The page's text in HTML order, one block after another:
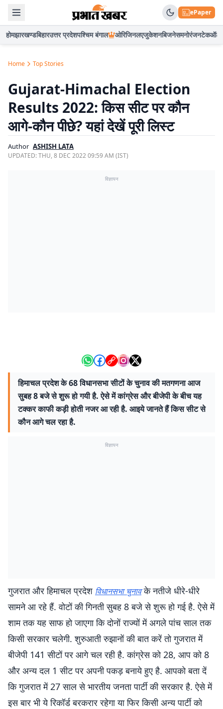
ePaper
होमझारखण्डबिहारउत्तर प्रदेशपश्चिम बंगाल ओरिजिनलएजुकेशनबिजनेसमनोरंजनटेकऑटो
Home Top Stories
Gujarat-Himachal Election
Results 2022: किस सीट पर कौन
आगे-कौन पीछे? यहां देखें पूरी लिस्ट
Author ASHISH LATA
UPDATED:THU, 8 DEC 2022 09:59 AM (IST)
विज्ञापन
हिमाचल प्रदेश के 68 विधानसभा सीटों के चुनाव की मतगणना आज
सुबह 8 बजे से शुरू हो गयी है. ऐसे में कांग्रेस और बीजेपी के बीच यह
टक्कर काफी कड़ी होती नजर आ रही है. आइये जानते हैं किस सीट से
कौन आगे चल रहा है.
विज्ञापन
गुजरात और हिमाचल प्रदेश विधानसभा चुनावके नतीजे धीरे-धीरे
सामने आ रहे हैं. वोटों की गिनती सुबह 8 बजे से शुरू हो गई है. ऐसे में
शाम तक यह साफ हो जाएगा कि दोनों राज्यों में अगले पांच साल तक
किसी सरकार चलेगी. शुरुआती रुझानों की बात करें तो गुजरात में
बीजेपी 141 सीटों पर आगे चल रही है. कांग्रेस को 28, आप को 8
और अन्य दल 1 सीट पर अपनी पकड़ बनाये हुए है. आपको बता दें
कि गुजरात में 27 साल से भारतीय जनता पार्टी की सरकार है. ऐसे में
इस बार भी ये रिकॉर्ड बरकरार रहेगा या फिर किसी अन्य पार्टी को